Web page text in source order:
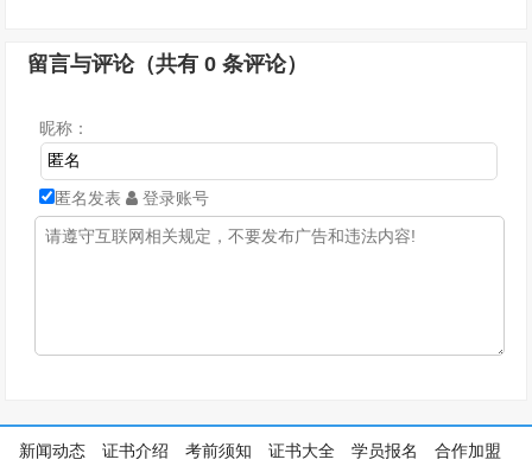
留言与评论（共有0 条评论）
昵称：
匿名发表 登录账号
新闻动态 证书介绍 考前须知 证书大全 学员报名 合作加盟